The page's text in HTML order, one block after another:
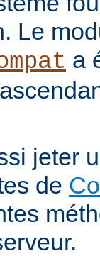
Le
a
jeter
de